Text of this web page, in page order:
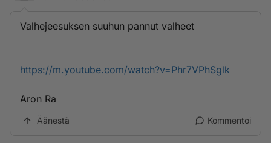
Valhejeesuksen suuhun pannut valheet
https://m.youtube.com/watch?v=Phr7VPhSglk
Aron Ra
Äänestä Kommentoi